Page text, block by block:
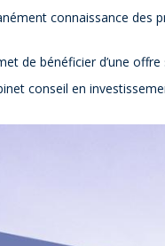
connaissance
de bénéficier d’une
conseil en